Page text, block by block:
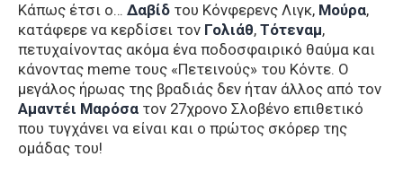
Κάπως έτσι ο… Δαβίδ του Κόνφερενς Λιγκ, Μούρα,
κατάφερε να κερδίσει τον Γολιάθ, Τότεναμ,
πετυχαίνοντας ακόμα ένα ποδοσφαιρικό θαύμα και
κάνοντας meme τους «Πετεινούς» του Κόντε. Ο
μεγάλος ήρωας της βραδιάς δεν ήταν άλλος από τον
Αμαντέι Μαρόσα τον 27χρονο Σλοβένο επιθετικό
που τυγχάνει να είναι και ο πρώτος σκόρερ της
ομάδας του!